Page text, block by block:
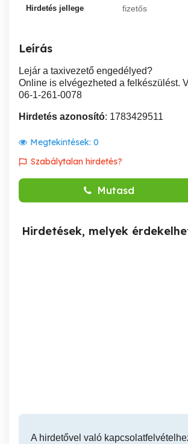
Hirdetés jellege fizetős
Leírás
Lejár a taxivezető engedélyed?
Online is elvégezheted a felkészülést.
06-1-261-0078
Hirdetés azonosító: 1783429511
Megtekintések: 0
Szabálytalan hirdetés?
Mutasd
Hirdetések, melyek
A hirdetővel való